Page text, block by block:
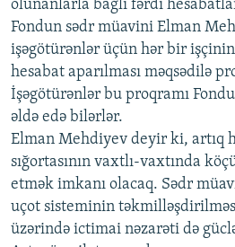
ARAŞDIRMA
MULTIMEDIA
VIDEO
FOTOQALEREYA
İNFOQRAFIKA
KARIKATURA
RADIO ARXIV
OXU ZALI
AZƏRBAYCAN ƏDƏBIYYATI KITABXANASI
İSLAM VƏ DEMOKRATIYA
İZ - MƏDƏNIYYƏT PROQRAMI
HAQQIMIZDA
MISSIYAMIZ
PEŞƏ ETIKASI VƏ JURNALISTIKA
MATERIALLARIMIZDAN ISTIFADƏ
AZADLIQRADIOSU MOBIL
BIZI IZLƏ
RFE/RL-in bütün saytları
olunanlarla bağlı fərdi
Fondun sədr müavini Elman
işəgötürənlər üçün hər bir işçinin
hesabat aparılması məqsədilə
İşəgötürənlər bu proqramı
əldə edə bilərlər.
Elman Mehdiyev deyir ki, artıq
sığortasının vaxtlı-vaxtında
etmək imkanı olacaq. Sədr
uçot sisteminin
üzərində ictimai nəzarəti də